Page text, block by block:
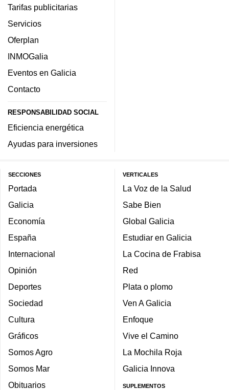
Tarifas publicitarias
Servicios
Oferplan
INMOGalia
Eventos en Galicia
Contacto
RESPONSABILIDAD SOCIAL
Eficiencia energética
Ayudas para inversiones
SECCIONES
Portada
Galicia
Economía
España
Internacional
Opinión
Deportes
Sociedad
Cultura
Gráficos
Somos Agro
Somos Mar
Obituarios
VERTICALES
La Voz de la Salud
Sabe Bien
Global Galicia
Estudiar en Galicia
La Cocina de Frabisa
Red
Plata o plomo
Ven A Galicia
Enfoque
Vive el Camino
La Mochila Roja
Galicia Innova
SUPLEMENTOS